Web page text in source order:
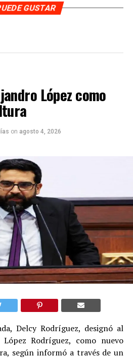
GUSTAR
López como
on agosto 4, 2026
Delcy Rodríguez, designó al
Rodríguez, como nuevo
según informó a través de un